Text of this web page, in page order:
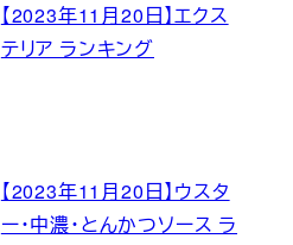
【2023年11月20日】エクス
テリア ランキング
【2023年11月20日】ウスタ
ー・中濃・とんかつソース ラ